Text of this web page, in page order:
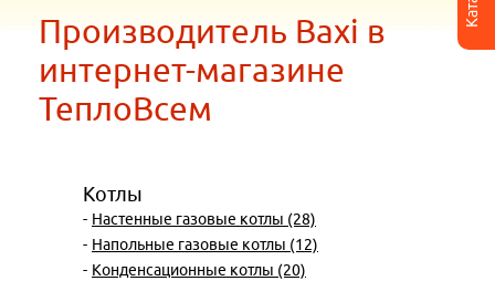
Производитель Baxi в
интернет-магазине
ТеплоВсем
Котлы
- Настенные газовые котлы (28)
- Напольные газовые котлы (12)
- Конденсационные котлы (20)